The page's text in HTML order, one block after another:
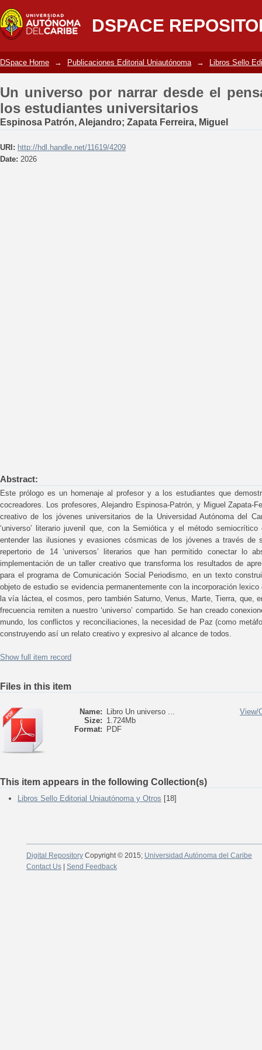
DSPACE
Un universo por narrar desde el
universitarios
DSpace Home → Publicaciones Editorial Uniautónoma → Libros Sello
Un universo por narrar desde el
los estudiantes universitarios
Espinosa Patrón, Alejandro; Zapata Ferreira, Miguel
URI: http://hdl.handle.net/11619/4209
Date: 2026
Abstract:
Este prólogo es un homenaje al profesor y a los estudiantes que
cocreadores. Los profesores, Alejandro Espinosa-Patrón, y Miguel Zapata-
creativo de los jóvenes universitarios de la Universidad Autónoma del
‘universo’ literario juvenil que, con la Semiótica y el método
entender las ilusiones y evasiones cósmicas de los jóvenes a través de
repertorio de 14 ‘universos’ literarios que han permitido conectar lo
implementación de un taller creativo que transforma los resultados de
para el programa de Comunicación Social Periodismo, en un texto
objeto de estudio se evidencia permanentemente con la incorporación
la vía láctea, el cosmos, pero también Saturno, Venus, Marte, Tierra, que,
frecuencia remiten a nuestro ‘universo’ compartido. Se han creado
mundo, los conflictos y reconciliaciones, la necesidad de Paz (como
construyendo así un relato creativo y expresivo al alcance de todos.
Show full item record
Files in this item
Name:
Libro Un universo ...
Size: 1.724Mb
Format:
PDF
View/
This item appears in the following Collection(s)
Libros Sello Editorial Uniautónoma y Otros [18]
Digital RepositoryCopyright © 2015; Universidad Autónoma del Caribe
Contact Us| Send Feedback